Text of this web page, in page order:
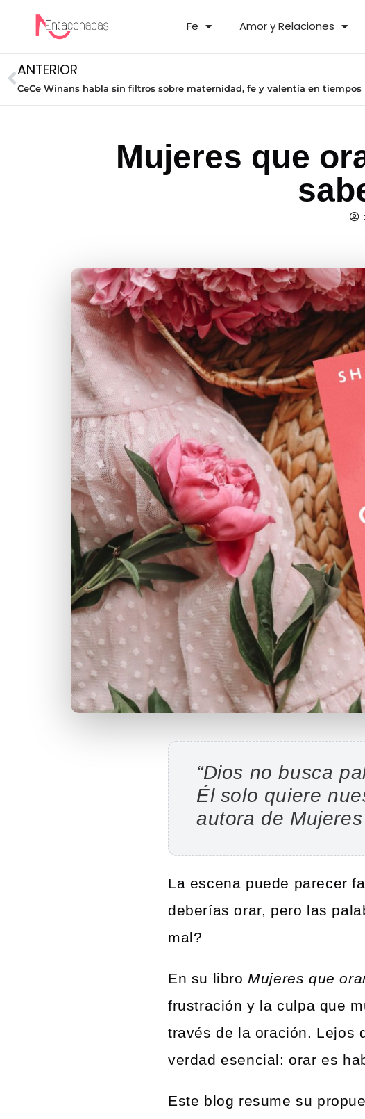
Fe Amor y Relaciones
ANTERIOR
CeCe Winans habla sin filtros sobre maternidad, fe y valentía en tiempos
Mujeres que
“Dios no busca
Él solo quiere
autora de
La escena puede parecer
deberías orar, pero las
mal?
En su libro Mujeres que
frustración y la culpa que
través de la oración. Lejos
verdad esencial: orar es
Este blog resume su